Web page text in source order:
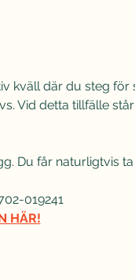
kväll där du steg
Vid detta tillfälle
Du får naturligtvis
019241
HÄR!